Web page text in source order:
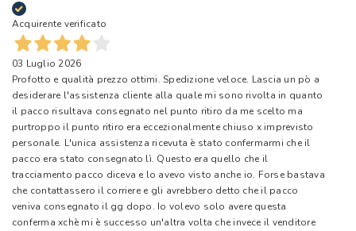
Acquirente verificato
03 Luglio 2026
Profotto e qualità prezzo ottimi. Spedizione veloce. Lascia un pò a
desiderare l'assistenza cliente alla quale mi sono rivolta in quanto
il pacco risultava consegnato nel punto ritiro da me scelto ma
purtroppo il punto ritiro era eccezionalmente chiuso x imprevisto
personale. L'unica assistenza ricevuta è stato confermarmi che il
pacco era stato consegnato lì. Questo era quello che il
tracciamento pacco diceva e lo avevo visto anche io. Forse bastava
che contattassero il corriere e gli avrebbero detto che il pacco
veniva consegnato il gg dopo. Io volevo solo avere questa
conferma xchè mi è successo un'altra volta che invece il venditore